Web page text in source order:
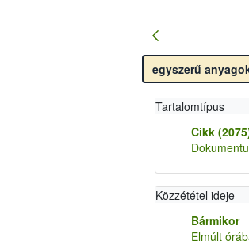
Tartalomtípus
Cikk
Közzététel ideje
Bármikor
Elmúlt